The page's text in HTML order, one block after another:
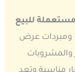
للبيع
ومبردات عرض
والمشروبات